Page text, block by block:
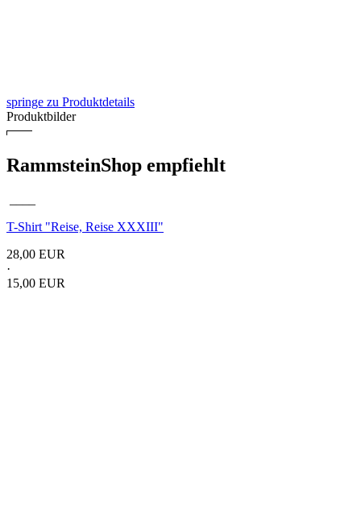
springe zu Produktdetails
Produktbilder
RammsteinShop empfiehlt
T-Shirt "Reise, Reise XXXIII"
28,00 EUR
·
15,00 EUR